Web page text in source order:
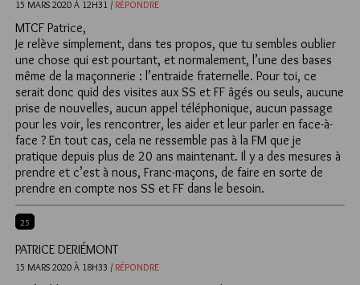
15 MARS 2020 À 12H31 / RÉPONDRE
MTCF Patrice,
Je relève simplement, dans tes propos, que tu sembles oublier
une chose qui est pourtant, et normalement, l’une des bases
même de la maçonnerie : l’entraide fraternelle. Pour toi, ce
serait donc quid des visites aux SS et FF âgés ou seuls, aucune
prise de nouvelles, aucun appel téléphonique, aucun passage
pour les voir, les rencontrer, les aider et leur parler en face-à-
face ? En tout cas, cela ne ressemble pas à la FM que je
pratique depuis plus de 20 ans maintenant. Il y a des mesures à
prendre et c’est à nous, Franc-maçons, de faire en sorte de
prendre en compte nos SS et FF dans le besoin.
25
PATRICE DERIÉMONT
15 MARS 2020 À 18H33 / RÉPONDRE